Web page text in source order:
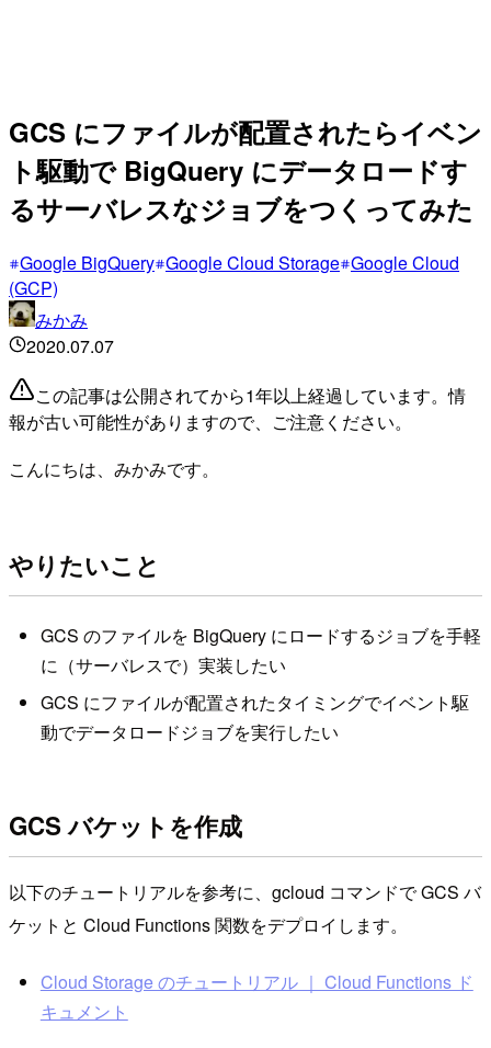
GCS にファイルが配置されたらイベン
ト駆動で BigQuery にデータロードす
るサーバレスなジョブをつくってみた
Google BigQuery Google Cloud Storage Google Cloud
(GCP)
みかみ
2020.07.07
この記事は公開されてから1年以上経過しています。情
報が古い可能性がありますので、ご注意ください。
こんにちは、みかみです。
やりたいこと
GCS のファイルを BigQuery にロードするジョブを手軽
に（サーバレスで）実装したい
GCS にファイルが配置されたタイミングでイベント駆
動でデータロードジョブを実行したい
GCS バケットを作成
以下のチュートリアルを参考に、gcloud コマンドで GCS バ
ケットと Cloud Functions 関数をデプロイします。
Cloud Storage のチュートリアル ｜ Cloud Functions ド
キュメント